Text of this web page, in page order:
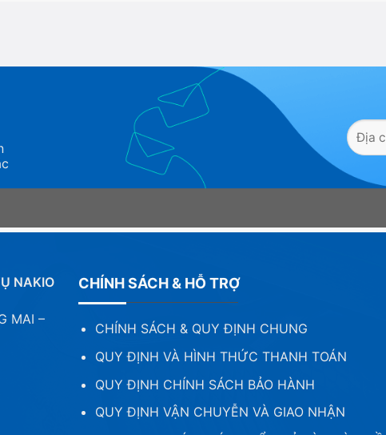
NAKIO
MAI –
CHÍNH SÁCH & HỖ TRỢ
CHÍNH SÁCH & QUY ĐỊNH CHUNG
QUY ĐỊNH VÀ HÌNH THỨC THANH TOÁN
QUY ĐỊNH CHÍNH SÁCH BẢO HÀNH
QUY ĐỊNH VẬN CHUYỄN VÀ GIAO NHẬN